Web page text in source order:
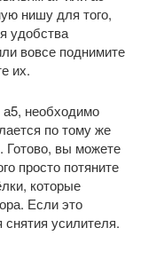
нишу для того,
удобства
вовсе поднимите
их.
необходимо
по тому же
Готово, вы можете
просто потяните
которые
Если это
усилителя.